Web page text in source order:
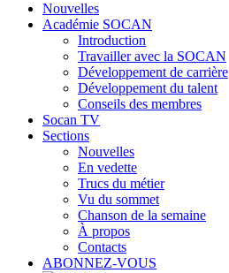
Nouvelles
Académie SOCAN
Introduction
Travailler avec la SOCAN
Développement de carrière
Développement du talent
Conseils des membres
Socan TV
Sections
Nouvelles
En vedette
Trucs du métier
Vu du sommet
Chanson de la semaine
À propos
Contacts
ABONNEZ-VOUS